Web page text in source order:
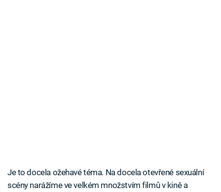
Je to docela ožehavé téma. Na docela otevřené sexuální
scény narážíme ve velkém množstvím filmů v kině a